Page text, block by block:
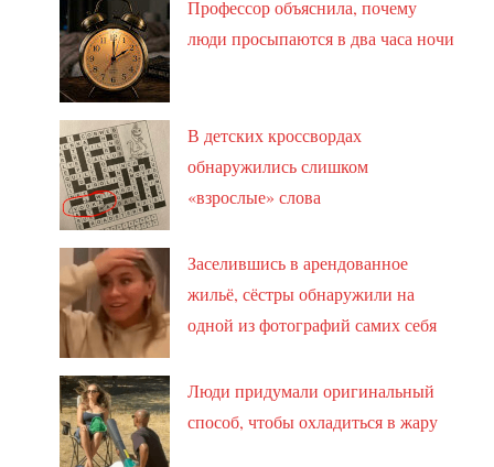
Профессор объяснила, почему
люди просыпаются в два часа ночи
В детских кроссвордах
обнаружились слишком
«взрослые» слова
Заселившись в арендованное
жильё, сёстры обнаружили на
одной из фотографий самих себя
Люди придумали оригинальный
способ, чтобы охладиться в жару